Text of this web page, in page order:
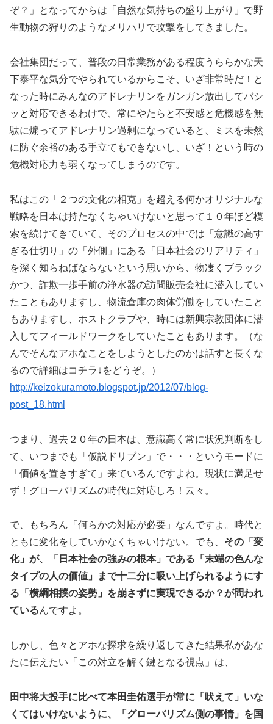
ぞ？」となってからは「自然な気持ちの盛り上がり」で野
生動物の狩りのようなメリハリで攻撃をしてきました。
会社集団だって、普段の日常業務がある程度うららかな天
下泰平な気分でやられているからこそ、いざ非常時だ！と
なった時にみんなのアドレナリンをガンガン放出してバシ
ッと対応できるわけで、常にやたらと不安感と危機感を無
駄に煽ってアドレナリン過剰になっていると、ミスを未然
に防ぐ余裕のある手立てもできないし、いざ！という時の
危機対応力も弱くなってしまうのです。
私はこの「２つの文化の相克」を超える何かオリジナルな
戦略を日本は持たなくちゃいけないと思って１０年ほど模
索を続けてきていて、そのプロセスの中では「意識の高す
ぎる仕切り」の「外側」にある「日本社会のリアリティ」
を深く知らねばならないという思いから、物凄くブラック
かつ、詐欺一歩手前の浄水器の訪問販売会社に潜入してい
たこともありますし、物流倉庫の肉体労働をしていたこと
もありますし、ホストクラブや、時には新興宗教団体に潜
入してフィールドワークをしていたこともあります。（な
んでそんなアホなことをしようとしたのかは話すと長くな
るので詳細はコチラ↓をどうぞ。）
http://keizokuramoto.blogspot.jp/2012/07/blog-
post_18.html
つまり、過去２０年の日本は、意識高く常に状況判断をし
て、いつまでも「仮説ドリブン」で・・・というモードに
「価値を置きすぎて」来ているんですよね。現状に満足せ
ず！グローバリズムの時代に対応しろ！云々。
で、もちろん「何らかの対応が必要」なんですよ。時代と
ともに変化をしていかなくちゃいけない。でも、 その「変
化」が、「日本社会の強みの根本」である「末端の色んな
タイプの人の価値」まで十二分に吸い上げられるようにす
る「横綱相撲の姿勢」を崩さずに実現できるか？が問われ
ているんですよ。
しかし、色々とアホな探求を繰り返してきた結果私があな
たに伝えたい「この対立を解く鍵となる視点」は、
田中将大投手に比べて本田圭佑選手が常に「吠えて」いな
くてはいけないように、「グローバリズム側の事情」を国